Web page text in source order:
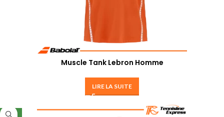
Muscle Tank Lebron Homme
LIRE LA SUITE
NEW